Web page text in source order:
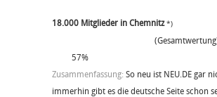
18.000 Mitglieder in Chemnitz*)
57%
Zusammenfassung: So neu ist NEU.DE gar
immerhin gibt es die deutsche Seite schon